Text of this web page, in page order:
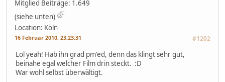
Mitglied Beiträge: 1.649
(siehe unten)
Location: Köln
16 Februar 2010, 23:23:31 #1202
Lol yeah! Hab ihn grad pm'ed, denn das klingt sehr gut,
beinahe egal welcher Film drin steckt. :D
War wohl selbst überwältigt.